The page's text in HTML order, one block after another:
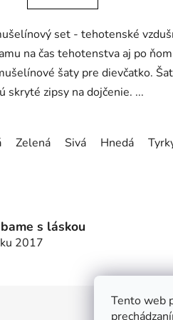
Tento web
set - tehotenské
na čas tehotenstva aj po
šaty pre dievčatko.
skryté zipsy na dojčenie. ...
Zelená Sivá Hnedá
s láskou
2017